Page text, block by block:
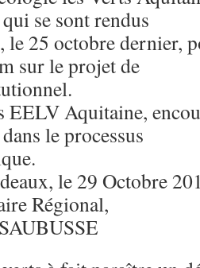
se sont rendus
le 25 octobre dernier,
sur le projet de
EELV Aquitaine,
le processus
le 29 Octobre
Régional,